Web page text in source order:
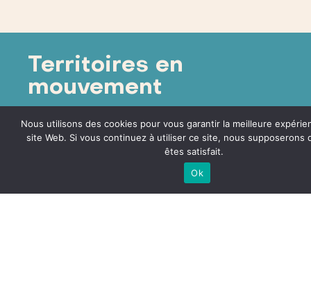
Territoires en
mouvement
Nous utilisons des cookies pour vous garantir la meilleure
site Web. Si vous continuez à utiliser ce site, nous supposerons
êtes satisfait.
Ok